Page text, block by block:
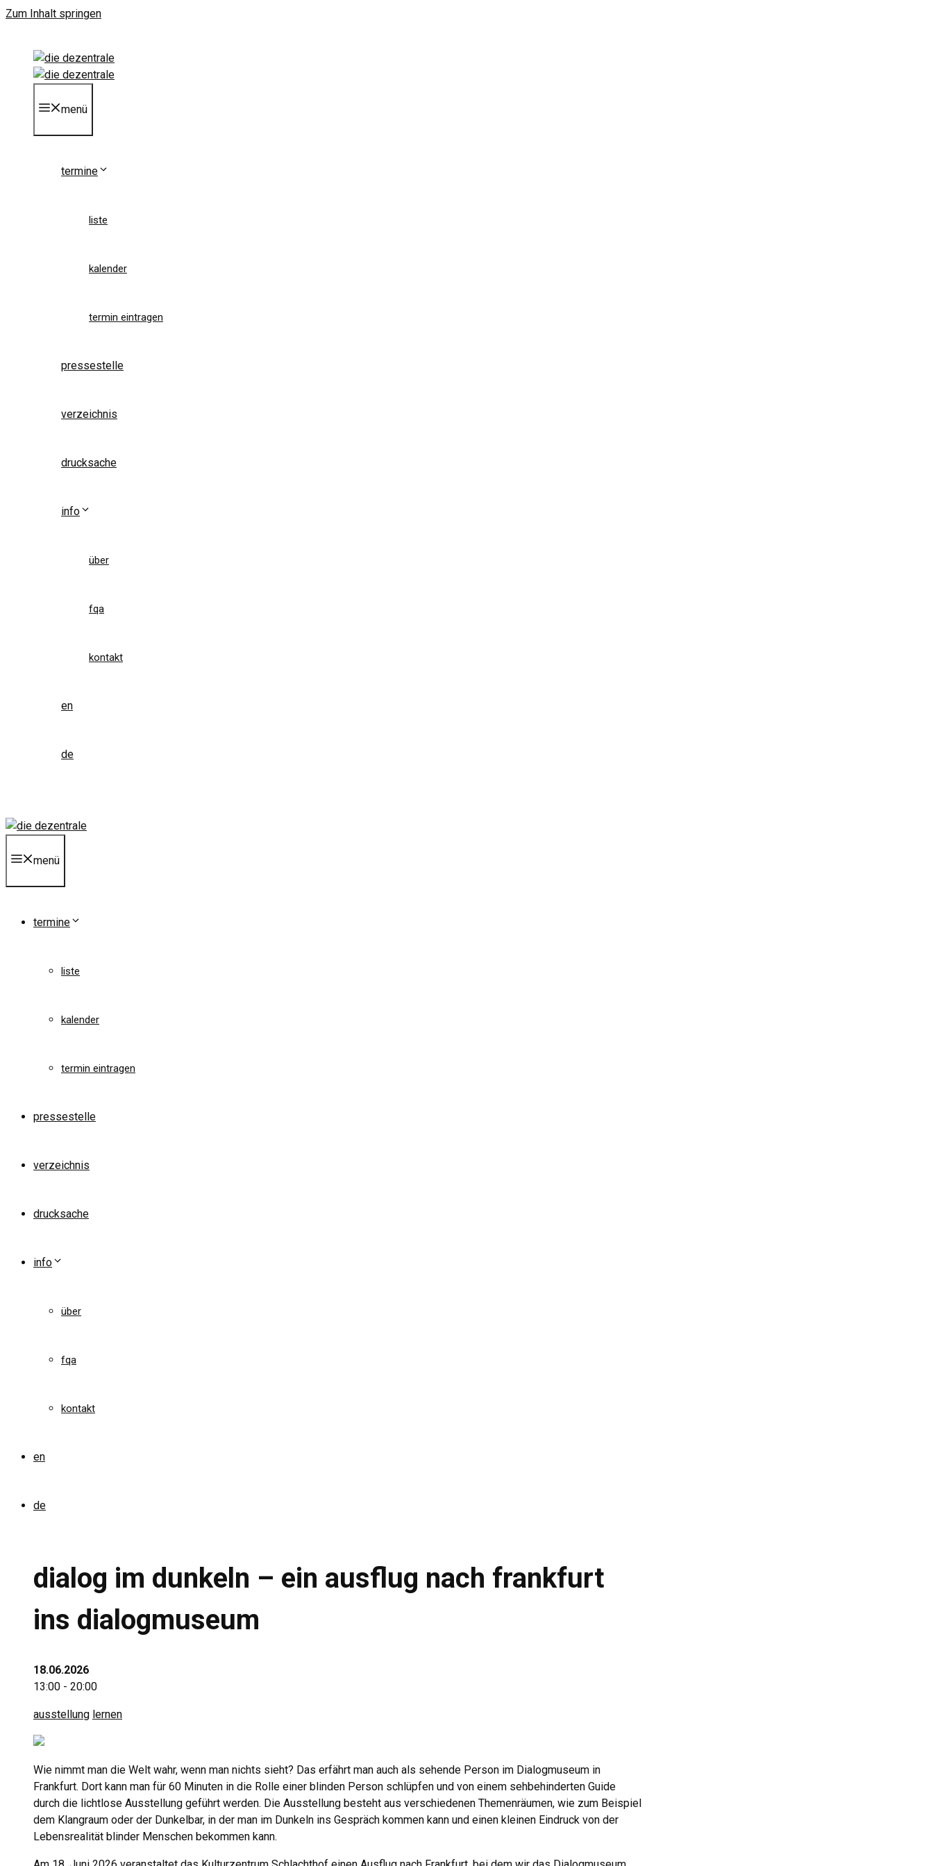
Zum Inhalt springen
menü
termine
liste
kalender
termin eintragen
pressestelle
verzeichnis
drucksache
info
über
fqa
kontakt
en
de
menü
termine
liste
kalender
termin eintragen
pressestelle
verzeichnis
drucksache
info
über
fqa
kontakt
en
de
dialog im dunkeln – ein ausflug nach frankfurt
ins dialogmuseum
18.06.2026
13:00 - 20:00
ausstellung lernen
Wie nimmt man die Welt wahr, wenn man nichts sieht? Das erfährt man auch als sehende Person im Dialogmuseum in
Frankfurt. Dort kann man für 60 Minuten in die Rolle einer blinden Person schlüpfen und von einem sehbehinderten Guide
durch die lichtlose Ausstellung geführt werden. Die Ausstellung besteht aus verschiedenen Themenräumen, wie zum Beispiel
dem Klangraum oder der Dunkelbar, in der man im Dunkeln ins Gespräch kommen kann und einen kleinen Eindruck von der
Lebensrealität blinder Menschen bekommen kann.